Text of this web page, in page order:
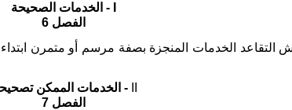
- الخدمات الصحيحة
الفصل 6
التقاعد الخدمات المنجزة بصفة مرسم أو متمرن
- الخدمات الممكن
الفصل 7